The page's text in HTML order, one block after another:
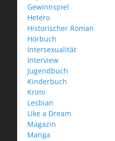
Gewinnspiel
Hetero
Historischer Roman
Hörbuch
Intersexualität
Interview
Jugendbuch
Kinderbuch
Krimi
Lesbian
Like a Dream
Magazin
Manga